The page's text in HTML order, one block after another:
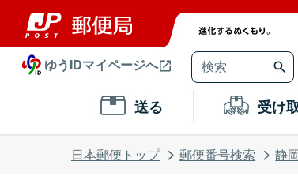
ゆうIDマイページへ
送る 受け
日本郵便トップ 郵便番号検索 静